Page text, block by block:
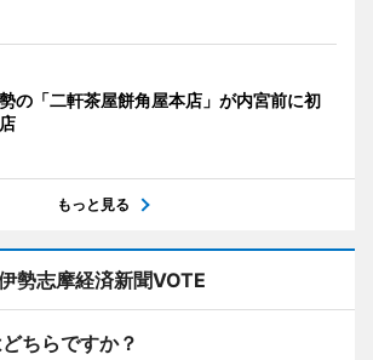
の「二軒茶屋餅角屋本店」が内宮前に初
もっと見る
勢志摩経済新聞VOTE
ちらですか？